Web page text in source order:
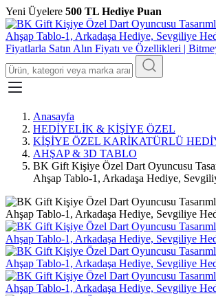
Yeni Üyelere 500 TL Hediye Puan
Anasayfa
HEDİYELİK & KİŞİYE ÖZEL
KİŞİYE ÖZEL KARİKATÜRLÜ
AHŞAP & 3D TABLO
BK Gift Kişiye Özel Dart Oyuncusu
Ahşap Tablo-1, Arkadaşa Hediye,